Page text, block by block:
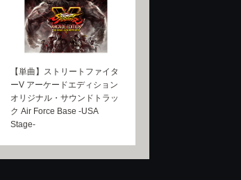
【単曲】ストリートファイタ
ーV アーケードエディション
オリジナル・サウンドトラッ
ク Air Force Base -USA
Stage-